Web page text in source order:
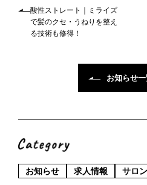
酸性ストレート｜ミライズ
で髪のクセ・うねりを整え
る技術も修得！
お知らせ
お知らせ 求人情報 サロ